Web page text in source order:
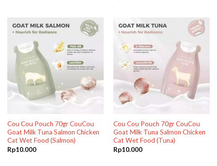
Cou Cou Pouch 70gr CouCou
Goat Milk Tuna Salmon Chicken
Cat Wet Food (Salmon)
Rp10.000
Cou Cou Pouch 70gr CouCou
Goat Milk Tuna Salmon Chicken
Cat Wet Food (Tuna)
Rp10.000